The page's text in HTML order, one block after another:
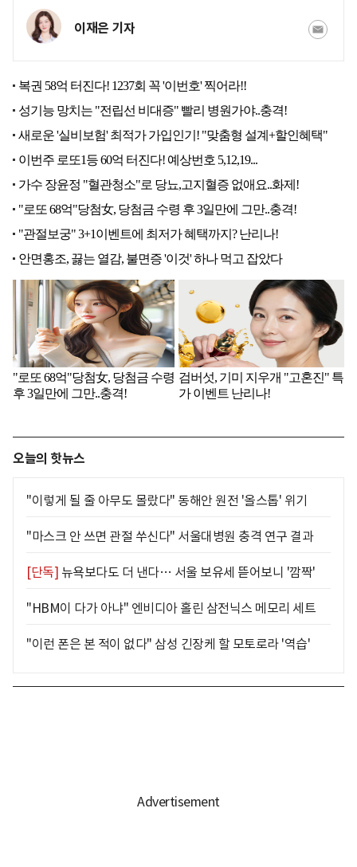
이재은 기자
오늘의 핫뉴스
"이렇게 될 줄 아무도 몰랐다" 동해안 원전 '올스톱' 위기
"마스크 안 쓰면 관절 쑤신다" 서울대병원 충격 연구 결과
[단독] 뉴욕보다도 더 낸다… 서울 보유세 뜯어보니 '깜짝'
"HBM이 다가 아냐" 엔비디아 홀린 삼전닉스 메모리 세트
"이런 폰은 본 적이 없다" 삼성 긴장케 할 모토로라 '역습'